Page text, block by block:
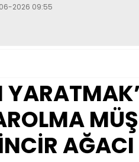
2026 09:55
AĞACI